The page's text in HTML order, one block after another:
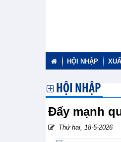
HỘI NHẬP
HỘI NHẬP
Đẩy mạnh
Thứ hai, 18-5-2026